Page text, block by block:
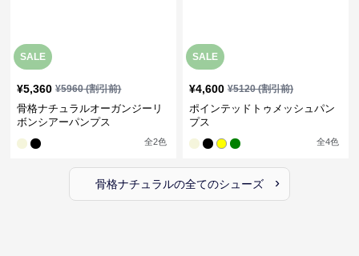
SALE
¥5,360 ¥5960(割引前)
骨格ナチュラルオーガンジーリ
ボンシアーパンプス
全2色
SALE
¥4,600 ¥5120(割引前)
ポインテッドトゥメッシュパン
プス
全4色
骨格ナチュラルの全てのシューズ ›